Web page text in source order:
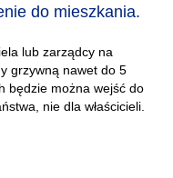
do mieszkania.
lub zarządcy na
grzywną nawet do 5
będzie można wejść do
nie dla właścicieli.